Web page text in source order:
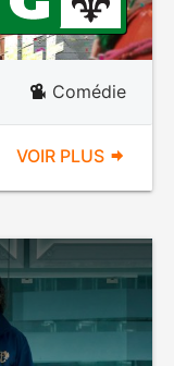
Comédie
VOIR PLUS